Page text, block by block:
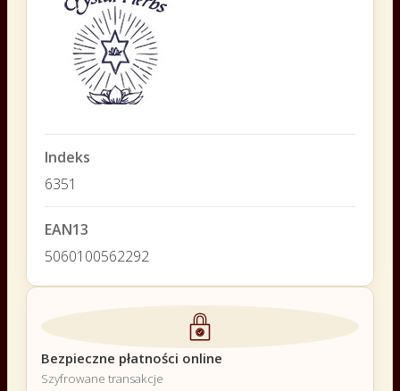
Indeks
6351
EAN13
5060100562292
Bezpieczne płatności online
Szyfrowane transakcje